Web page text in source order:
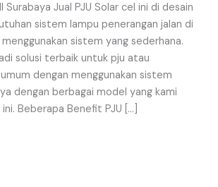
Surabaya Jual PJU Solar cel ini di desain
sistem lampu penerangan jalan di
sistem yang sederhana.
solusi terbaik untuk pju atau
dengan menggunakan sistem
dengan berbagai model yang kami
Beberapa Benefit PJU […]